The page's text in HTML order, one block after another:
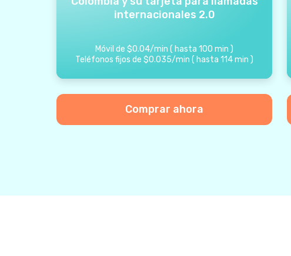
internacionales 2.0
Móvil de $0.04/min ( hasta 100 min )
Teléfonos fijos de $0.035/min ( hasta 114min )
Comprar ahora